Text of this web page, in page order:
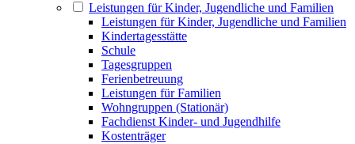
Leistungen für Kinder, Jugendliche und Familien
Leistungen für Kinder, Jugendliche und Familien
Kindertagesstätte
Schule
Tagesgruppen
Ferienbetreuung
Leistungen für Familien
Wohngruppen (Stationär)
Fachdienst Kinder- und Jugendhilfe
Kostenträger